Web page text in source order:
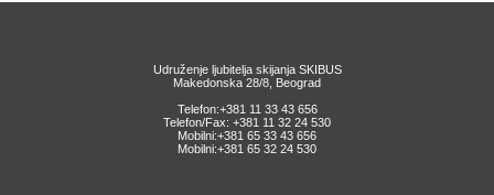
Udruženje ljubitelja skijanja SKIBUS
Makedonska 28/8, Beograd
Telefon:+381 11 33 43 656
Telefon/Fax: +381 11 32 24 530
Mobilni:+381 65 33 43 656
Mobilni:+381 65 32 24 530